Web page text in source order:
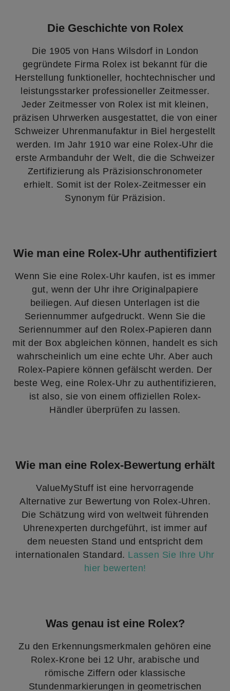
Die Geschichte von Rolex
Die 1905 von Hans Wilsdorf in London
gegründete Firma Rolex ist bekannt für die
Herstellung funktioneller, hochtechnischer und
leistungsstarker professioneller Zeitmesser.
Jeder Zeitmesser von Rolex ist mit kleinen,
präzisen Uhrwerken ausgestattet, die von einer
Schweizer Uhrenmanufaktur in Biel hergestellt
werden. Im Jahr 1910 war eine Rolex-Uhr die
erste Armbanduhr der Welt, die die Schweizer
Zertifizierung als Präzisionschronometer
erhielt. Somit ist der Rolex-Zeitmesser ein
Synonym für Präzision.
Wie man eine Rolex-Uhr authentifiziert
Wenn Sie eine Rolex-Uhr kaufen, ist es immer
gut, wenn der Uhr ihre Originalpapiere
beiliegen. Auf diesen Unterlagen ist die
Seriennummer aufgedruckt. Wenn Sie die
Seriennummer auf den Rolex-Papieren dann
mit der Box abgleichen können, handelt es sich
wahrscheinlich um eine echte Uhr. Aber auch
Rolex-Papiere können gefälscht werden. Der
beste Weg, eine Rolex-Uhr zu authentifizieren,
ist also, sie von einem offiziellen Rolex-
Händler überprüfen zu lassen.
Wie man eine Rolex-Bewertung erhält
ValueMyStuff ist eine hervorragende
Alternative zur Bewertung von Rolex-Uhren.
Die Schätzung wird von weltweit führenden
Uhrenexperten durchgeführt, ist immer auf
dem neuesten Stand und entspricht dem
internationalen Standard. Lassen Sie Ihre Uhr
hier bewerten!
Was genau ist eine Rolex?
Zu den Erkennungsmerkmalen gehören eine
Rolex-Krone bei 12 Uhr, arabische und
römische Ziffern oder klassische
Stundenmarkierungen in geometrischen